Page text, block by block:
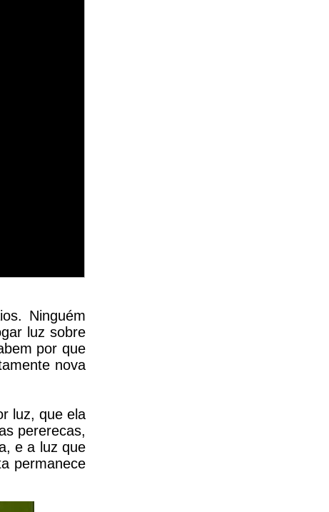
Ninguém
luz sobre
por que
nova
luz, que ela
pererecas,
e a luz que
permanece